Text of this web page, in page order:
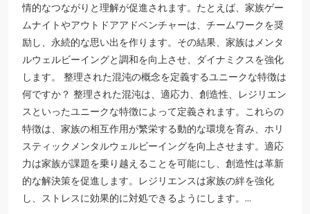
情的なつながりと理解が促進されます。たとえば、家族ゲー
ムナイトやアウトドアアドベンチャーは、チームワークを奨
励し、永続的な思い出を作ります。その結果、家族はメンタ
ルウェルビーイングと調和を向上させ、ダイナミクスを強化
します。 整理された混沌の概念を定義するユニークな特徴は
何ですか？ 整理された混沌は、適応力、創造性、レジリエン
スといったユニークな特徴によって定義されます。これらの
特徴は、家族の相互作用が繁栄する動的な環境を育み、ホリ
スティックメンタルウェルビーイングを向上させます。適応
力は家族が課題を乗り越えることを可能にし、創造性は革新
的な解決策を促進します。レジリエンスは家族の絆を強化
し、ストレスに効果的に対処できるようにします。…